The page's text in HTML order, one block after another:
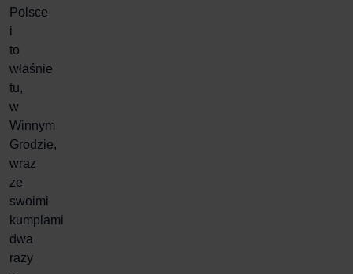
Polsce
i
to
właśnie
tu,
w
Winnym
Grodzie,
wraz
ze
swoimi
kumplami
dwa
razy